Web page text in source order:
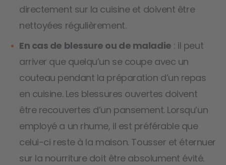
directement sur la cuisine et doivent être
nettoyées régulièrement.
En cas de blessure ou de maladie : il peut
arriver que quelqu’un se coupe avec un
couteau pendant la préparation d’un repas
en cuisine. Les blessures ouvertes doivent
être recouvertes d’un pansement. Lorsqu’un
employé a un rhume, il est préférable que
celui-ci reste à la maison. Tousser et éternuer
sur la nourriture doit être absolument évité.